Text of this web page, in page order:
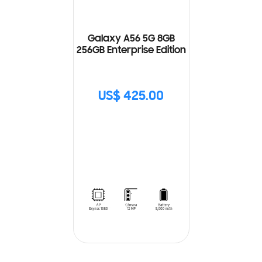
Galaxy A56 5G 8GB
256GB Enterprise Edition
US$ 425.00